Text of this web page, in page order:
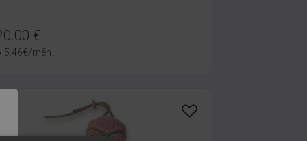
€
5.46€/mēn.